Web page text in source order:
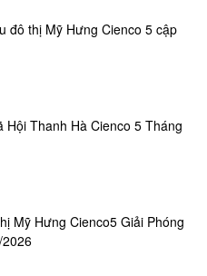
đô thị Mỹ Hưng Cienco 5 cập
Hội Thanh Hà Cienco 5 Tháng
Mỹ Hưng Cienco5 Giải Phóng